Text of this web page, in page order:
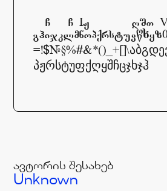
პჟრსტუფქღყშჩცჯხჯჰ
ავტორის შესახებ
Unknown